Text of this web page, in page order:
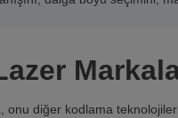
onu diğer kodlama